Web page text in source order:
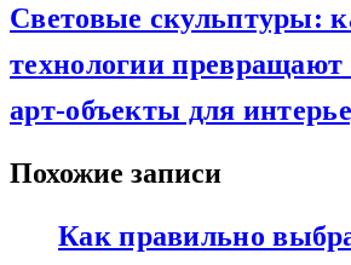
Световые скульптуры:
технологии превращают
арт-объекты для
Похожие записи
Как правильно